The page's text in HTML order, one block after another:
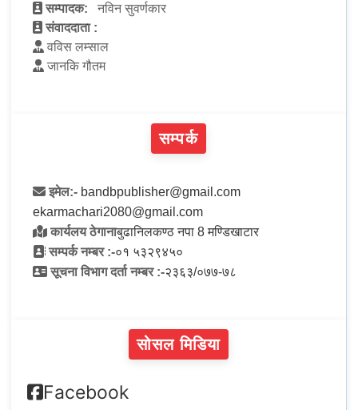
सम्पादक:
नविन सुवर्णकार
संवाददाता :
वविस लम्साल
जानकि गौतम
सम्पर्क
इमेल:- bandbpublisher@gmail.com
ekarmachari2080@gmail.com
कार्यलय ठेगानाबुढानिलकण्ठ नपा 8 मण्डिखाटार
सम्पर्क नम्बर :-०१ ५३२९४५०
सूचना विभाग दर्ता नम्बर :-२३६३/०७७-७८
सोसल मिडिया
Facebook